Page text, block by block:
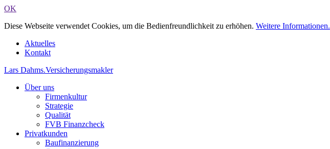
OK
Diese Webseite verwendet Cookies, um die Bedienfreundlichkeit zu erhöhen. Weitere Informationen.
Aktuelles
Kontakt
Lars Dahms.Versicherungsmakler
Über uns
Firmenkultur
Strategie
Qualität
FVB Finanzcheck
Privatkunden
Baufinanzierung